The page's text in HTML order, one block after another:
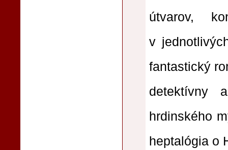
útvarov,
v
fantastický
detektívny
hrdinského
heptalógia o